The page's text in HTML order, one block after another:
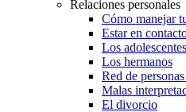
Relaciones personales
Cómo manejar
Estar en
Los adolescentes
Los hermanos
Red de
Malas
El divorcio